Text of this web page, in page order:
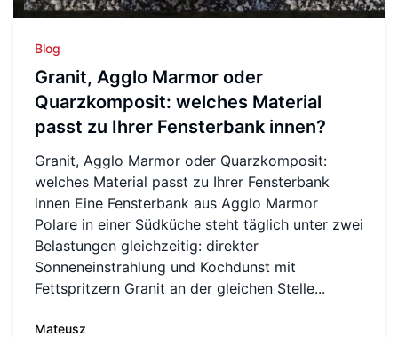
Blog
Granit, Agglo Marmor oder
Quarzkomposit: welches Material
passt zu Ihrer Fensterbank innen?
Granit, Agglo Marmor oder Quarzkomposit:
welches Material passt zu Ihrer Fensterbank
innen Eine Fensterbank aus Agglo Marmor
Polare in einer Südküche steht täglich unter zwei
Belastungen gleichzeitig: direkter
Sonneneinstrahlung und Kochdunst mit
Fettspritzern Granit an der gleichen Stelle...
Mateusz